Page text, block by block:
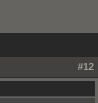
#12